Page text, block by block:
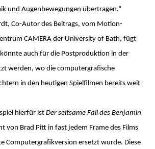
und Augenbewegungen übertragen.“
Co-Autor des Beitrags, vom Motion-
CAMERA der University of Bath, fügt
könnte auch für die Postproduktion in der
werden, wo die computergrafische
in den heutigen Spielfilmen bereits weit
hierfür ist Der seltsame Fall des Benjamin
von Brad Pitt in fast jedem Frame des Films
Computergrafikversion ersetzt wurde. Diese